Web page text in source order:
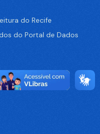
do Recife
do Portal de Dados